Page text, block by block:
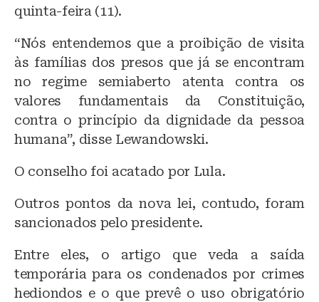
quinta-feira (11).
“Nós entendemos que a proibição de visita
às famílias dos presos que já se encontram
no regime semiaberto atenta contra os
valores fundamentais da Constituição,
contra o princípio da dignidade da pessoa
humana”, disse Lewandowski.
O conselho foi acatado por Lula.
Outros pontos da nova lei, contudo, foram
sancionados pelo presidente.
Entre eles, o artigo que veda a saída
temporária para os condenados por crimes
hediondos e o que prevê o uso obrigatório